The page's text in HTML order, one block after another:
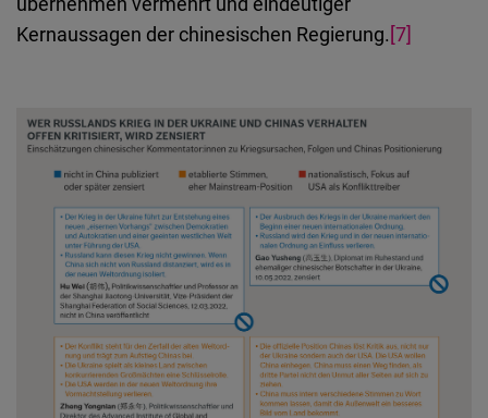
Kernaussagen der chinesischen Regierung.[7]